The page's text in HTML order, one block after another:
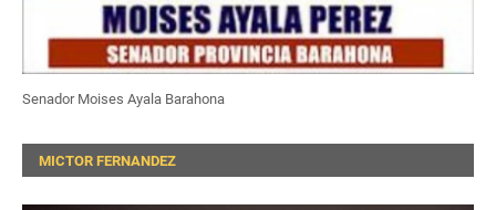
Senador Moises Ayala Barahona
MICTOR FERNANDEZ